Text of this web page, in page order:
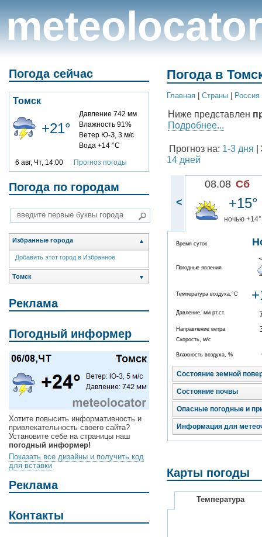
meteolocator
Погода сейчас
Томск
+21°
Давление 742 мм
Влажность 91%
Ветер Ю-З, 3 м/с
Вода +14 °C
6 авг, Чт, 14:00 Прогноз погоды
Погода по городам
Избранные города ▲
Добавить этот город в Избранное
Томск ▼
Реклама
Погодный информер
Хотите повысить информативность и
привлекательность своего сайта?
Установите себе на страницы наш
погодный информер!
Показать все дизайны и получить код
для вставки
Реклама
Контакты
Погода в
Главная Cтраны Россия
Ниже представлен
Подробнее...
Прогноз на: 1-3 дня
14 дней
<
08.08 Сб
+15°
ночью +14°
Время суток
Погодные явления
Температура воздуха,°C
Давление, мм рт.ст.
Направление ветра
Скорость, м/с
Влажность воздуха, %
Состояние земной
Состояние почвы
Опасные погодные и
Информация для
Карты погоды
Температура